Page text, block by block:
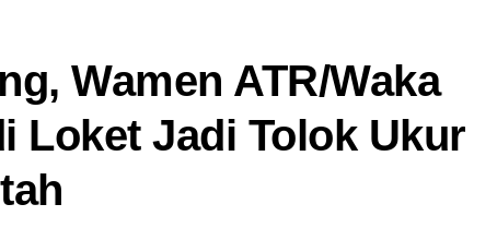
Wamen ATR/Waka
Loket Jadi Tolok Ukur